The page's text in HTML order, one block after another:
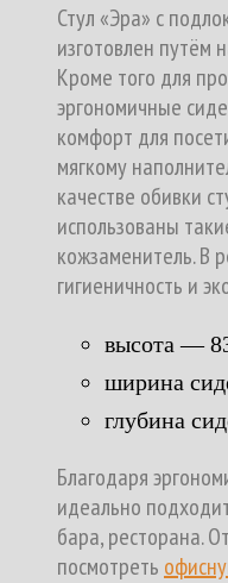
Стул «Эра» с
изготовлен путём
Кроме того для
эргономичные
комфорт для
мягкому
качестве обивки
использованы
кожзаменитель. В
гигиеничность и
высота —
ширина
глубина
Благодаря
идеально
бара, ресторана.
посмотреть